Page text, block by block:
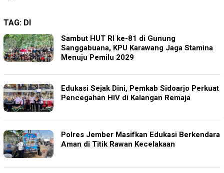
TAG: DI
Sambut HUT RI ke-81 di Gunung
Sanggabuana, KPU Karawang Jaga Stamina
Menuju Pemilu 2029
Edukasi Sejak Dini, Pemkab Sidoarjo Perkuat
Pencegahan HIV di Kalangan Remaja
Polres Jember Masifkan Edukasi Berkendara
Aman di Titik Rawan Kecelakaan